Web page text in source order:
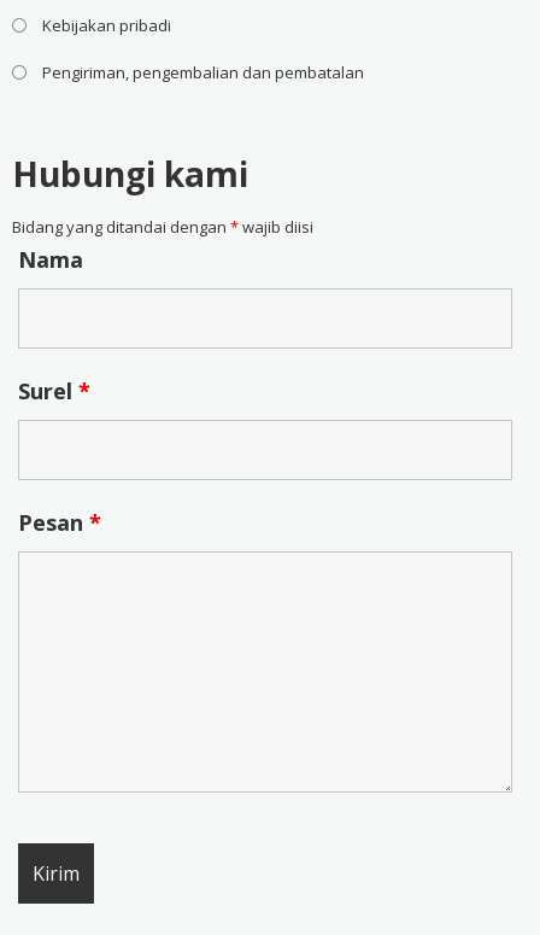
Kebijakan pribadi
Pengiriman, pengembalian dan pembatalan
Hubungi kami
Bidang yang ditandai dengan *wajib diisi
Nama
Surel *
Pesan *